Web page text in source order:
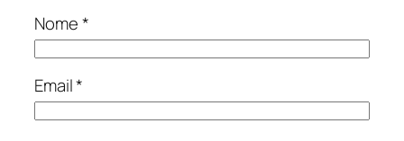
Nome*
Email*